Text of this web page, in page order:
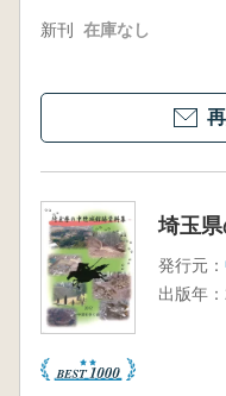
新刊 在庫なし
埼玉
発行元：
出版年：